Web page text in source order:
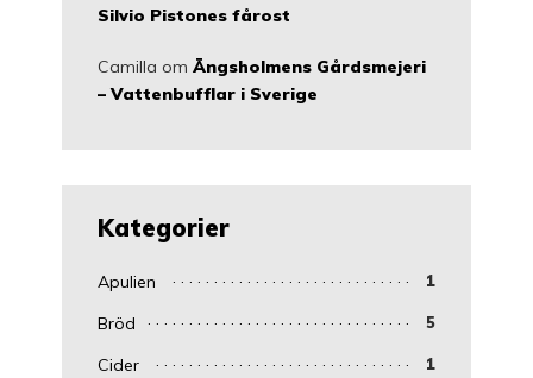
Silvio Pistones fårost
Camilla om Ängsholmens Gårdsmejeri
– Vattenbufflar i Sverige
Kategorier
Apulien 1
Bröd 5
Cider 1